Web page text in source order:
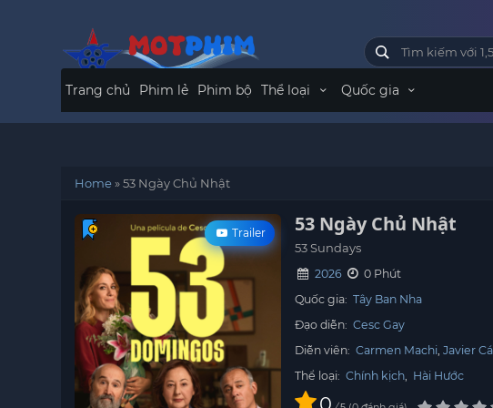
Trang chủ Phim lẻ Phim bộ Thể loại Quốc gia
Home»53 Ngày Chủ Nhật
Trailer 53 Ngày Chủ Nhật
53 Sundays
2026
0 Phút
Quốc gia: Tây Ban Nha
Đạo diễn: Cesc Gay
Diễn viên: Carmen Machi Javier
Thể loại: Chính kịch, Hài Hước